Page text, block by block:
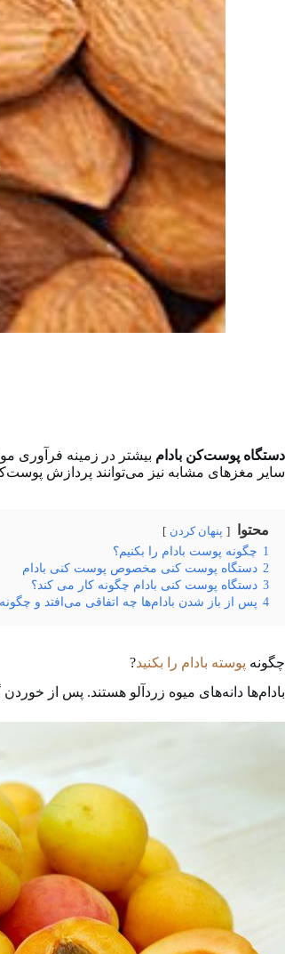
دستگاه پوست‌کن بادام بیشتر در زمینه فرآوری
سایر مغزهای مشابه نیز می‌توانند پردازش
محتوا پنهان کردن
1 چگونه پوست بادام را بکنیم؟
2 دستگاه پوست کنی مخصوص پوست کنی بادام
3 دستگاه پوست کنی بادام چگونه کار می کند؟
4 پس از باز شدن بادام‌ها چه اتفاقی می‌افتد و
چگونه پوسته بادام را بکنید?
بادام‌ها دانه‌های میوه زردآلو هستند. پس از